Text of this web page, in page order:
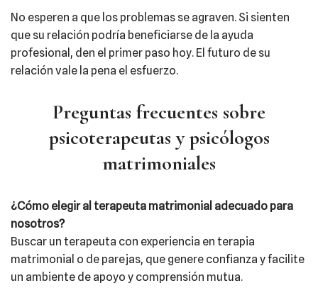
No esperen a que los problemas se agraven. Si sienten
que su relación podría beneficiarse de la ayuda
profesional, den el primer paso hoy. El futuro de su
relación vale la pena el esfuerzo.
Preguntas frecuentes sobre
psicoterapeutas y psicólogos
matrimoniales
¿Cómo elegir al terapeuta matrimonial adecuado para
nosotros?
Buscar un terapeuta con experiencia en terapia
matrimonial o de parejas, que genere confianza y facilite
un ambiente de apoyo y comprensión mutua.